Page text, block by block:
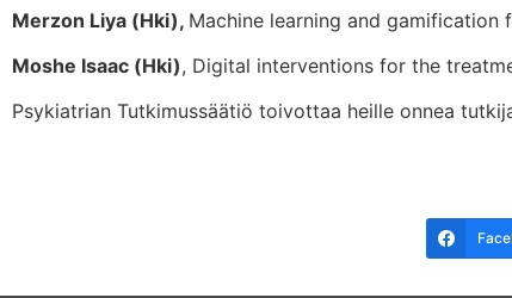
Merzon Liya (Hki), Machine learning and gamification
Moshe Isaac (Hki), Digital interventions for the
Psykiatrian Tutkimussäätiö toivottaa heille onnea